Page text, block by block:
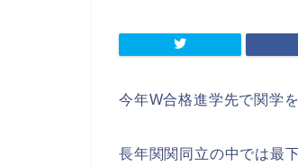
今年W合格進学先で関学
長年関関同立の中では最